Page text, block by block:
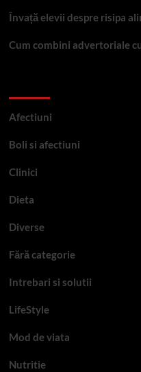
Învață elevii despre risipa
Cum combini advertoriale
Afectiuni
Boli si afectiuni
Clinici
Dieta
Diverse
Fără categorie
Intrebari si solutii
LifeStyle
Mod de viata
Nutritie